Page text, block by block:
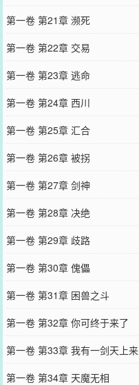
第一卷 第21章 濒死
第一卷 第22章 交易
第一卷 第23章 逃命
第一卷 第24章 西川
第一卷 第25章 汇合
第一卷 第26章 被拐
第一卷 第27章 剑神
第一卷 第28章 决绝
第一卷 第29章 歧路
第一卷 第30章 傀儡
第一卷 第31章 困兽之斗
第一卷 第32章 你可终于来了
第一卷 第33章 我有一剑天上来
第一卷 第34章 天魔无相